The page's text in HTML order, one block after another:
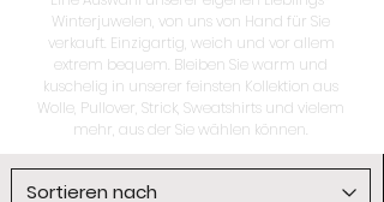
Winterjuwelen, von uns von Hand für Sie
verkauft. Einzigartig, weich und vor allem
extrem bequem. Bleiben Sie warm und
kuschelig in unserer feinsten Kollektion aus
Wolle, Pullover, Strick, Sweatshirts und vielem
mehr, aus der Sie wählen können.